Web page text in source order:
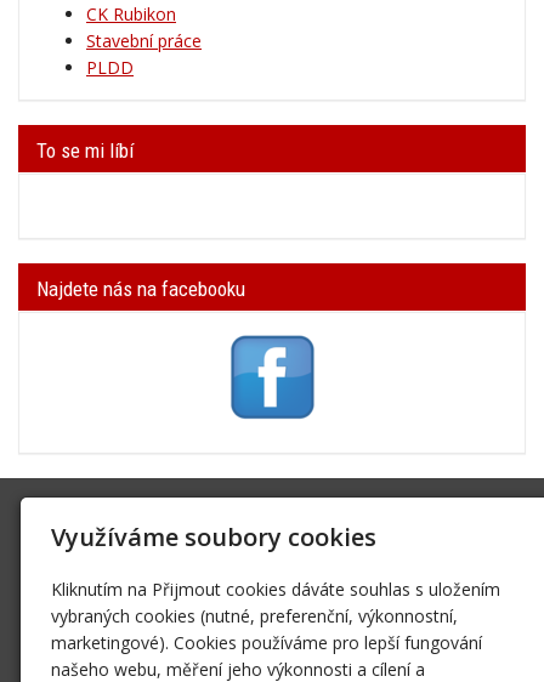
CK Rubikon
Stavební práce
PLDD
To se mi líbí
Najdete nás na facebooku
Na Spádu 2069/9, 40011 Ústí nad Labem
sktrifid@sktrifid.cz
606 64 64 99
475 504 457
Využíváme soubory cookies
Kliknutím na Přijmout cookies dáváte souhlas s uložením
vybraných cookies (nutné, preferenční, výkonnostní,
marketingové). Cookies používáme pro lepší fungování
našeho webu, měření jeho výkonnosti a cílení a